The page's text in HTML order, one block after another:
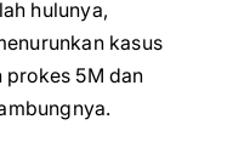
hulunya,
kasus
5M dan